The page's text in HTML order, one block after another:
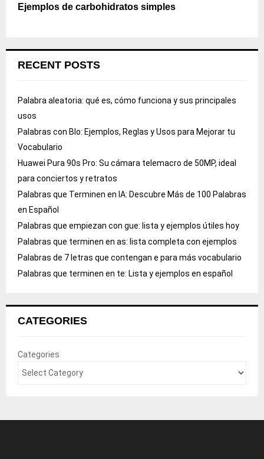
Ejemplos de carbohidratos simples
RECENT POSTS
Palabra aleatoria: qué es, cómo funciona y sus principales
usos
Palabras con Blo: Ejemplos, Reglas y Usos para Mejorar tu
Vocabulario
Huawei Pura 90s Pro: Su cámara telemacro de 50MP, ideal
para conciertos y retratos
Palabras que Terminen en IA: Descubre Más de 100 Palabras
en Español
Palabras que empiezan con gue: lista y ejemplos útiles hoy
Palabras que terminen en as: lista completa con ejemplos
Palabras de 7 letras que contengan e para más vocabulario
Palabras que terminen en te: Lista y ejemplos en español
CATEGORIES
Categories